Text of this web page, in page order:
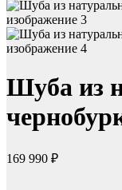
Шуба из
169 990 ₽